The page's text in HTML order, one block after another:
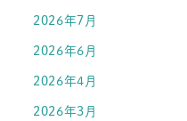
2026年7月
2026年6月
2026年4月
2026年3月